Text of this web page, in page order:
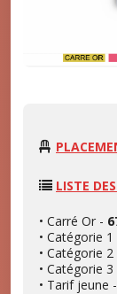
LISTE
• Carré Or -
• Catégorie 1
• Catégorie 2
• Catégorie 3
• Tarif jeune -